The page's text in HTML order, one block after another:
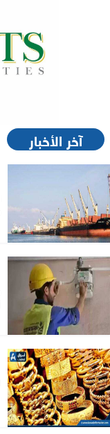
آخر الأخبار